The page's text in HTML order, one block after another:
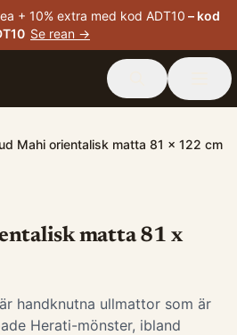
+ 10% extra med kod ADT10 – kod
Se rean →
Mahi orientalisk matta 81 x 122 cm
matta 81 x
handknutna ullmattor som är
Herati-mönster, ibland